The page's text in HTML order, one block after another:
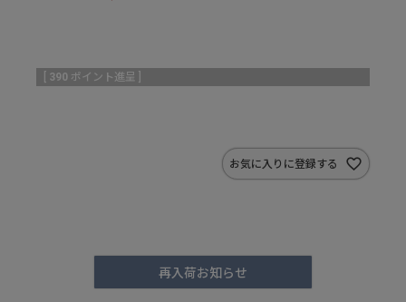
390 ポイント進呈 ]
お気に入りに登録する
再入荷お知らせ